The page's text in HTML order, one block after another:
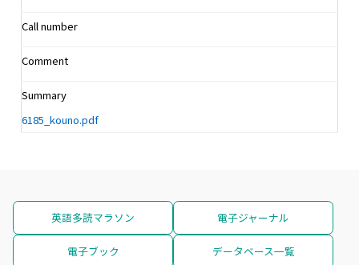
Call number
Comment
Summary
6185_kouno.pdf
英語多読マラソン 電子ジャーナル
電子ブック データベース一覧